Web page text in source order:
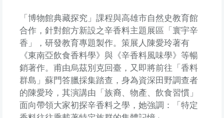
「博物館典藏探究」課程與高雄市自然史教育館
合作，針對館方新設之辛香料主題展區「寰宇辛
香」，研發教育專題製作。策展人陳愛玲著有
《東南亞飲食香料學》與《辛香料風味學》等暢
銷著作。甫由烏茲別克回臺，又即將前往「香料
群島」蘇門答臘採集踏查，身為資深田野調查者
的陳愛玲，其演講由「族裔、物產、飲食習慣」
面向帶領大家初探辛香料之學，她強調：「特定